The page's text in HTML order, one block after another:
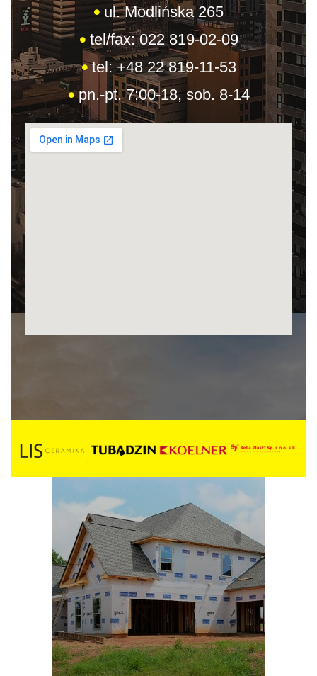
ul. Modlińska 265
tel/fax: 022 819-02-09
tel: +48 22 819-11-53
pn.-pt. 7:00-18, sob. 8-14